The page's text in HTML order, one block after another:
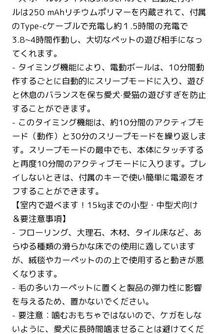
ルは250 mAhリチウムポリマーを内蔵されて、付属
のType-cケーブルで充電し約１.5時間の充電で
3.8~4時間作動し、大切なペットの遊び相手になっ
てくれます。
- タイミング機能により、電動ボールは、10分間動
作するごとに自動的にスリープモードに入り、遊び
と休息のバランスを保ち愛犬·愛猫の遊びすぎを防止
することができます。
- このタイミング機能は、約10分間のアクティブモ
ード（動作）と30分のスリープモードを繰り返しま
す。スリープモードの最中でも、本体にタッチする
と再度10分間のアクティブモードに入ります。プレ
イしないときは、付属のキーで使い簡単に電源をオ
フすることができます。
【室内で遊べます！15kgまでの小型・中型犬向け
＆要注意事項】
- フローリング、大理石、木材、タイル床など、あ
らゆる種類の滑らかな床での使用に適しています
が、絨毯やカーペットのの上で使用すると動きが悪
くなります。
- 毛の多いカーペットに置くと製品の弾力性に影響
を与えるため、置かないでください。
- 要注意：噛むおもちゃではないので、ケガをしな
いように、愛犬に長時間噛ませることは避けてくだ